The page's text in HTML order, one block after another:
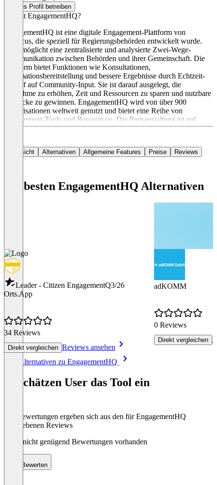
Dieses Profil betreiben
Was ist EngagementHQ?
EngagementHQ ist eine digitale Engagement-Plattform von
Granicus, die speziell für Regierungsbehörden entwickelt wurde.
Sie ermöglicht eine zentralisierte und analysierte Zwei-Wege-
Kommunikation zwischen Behörden und ihrer Gemeinschaft. Die
Plattform bietet Funktionen wie Konsultationen,
Informationsbereitstellung und bessere Ergebnisse durch Echtzeit-
Zugriff auf Community-Input. Sie ist darauf ausgelegt, die
Teilnahme zu erhöhen, Zeit und Ressourcen zu sparen und nutzbare
Einblicke zu gewinnen. EngagementHQ wird von über 900
Organisationen weltweit genutzt und bietet eine Reihe von
Engagement-Tools und Ressourcen. Die Preisgestaltung ist auf
Anfrage erhältlich.
Übersicht Alternativen Allgemeine Features Preise Reviews
Die besten EngagementHQ Alternativen
Leader - Citizen EngagementQ3/26
Orts.App
34 Reviews
Direkt vergleichen Reviews ansehen
adKOMM
0 Reviews
Direkt vergleichen
Alle Alternativen zu EngagementHQ
So schätzen User das Tool ein
Die Bewertungen ergeben sich aus den für EngagementHQ
abgegebenen Reviews
Noch nicht genügend Bewertungen vorhanden
Bewerten